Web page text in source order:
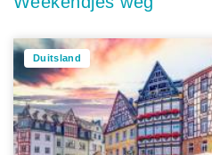
Duitsland